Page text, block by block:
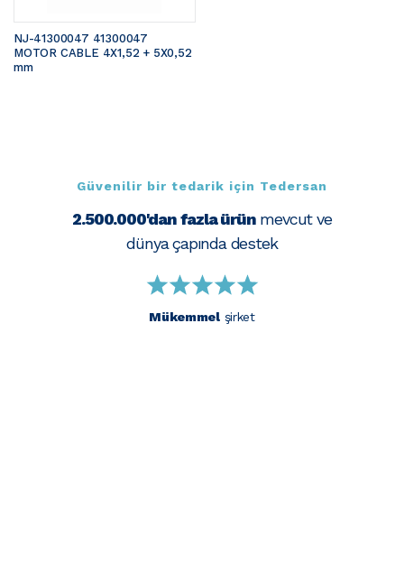
NJ-41300047 41300047
MOTOR CABLE 4X1,52 + 5X0,52
mm
Güvenilir bir tedarik için Tedersan
2.500.000'dan fazla ürünmevcut ve
dünya çapında destek
Mükemmelşirket